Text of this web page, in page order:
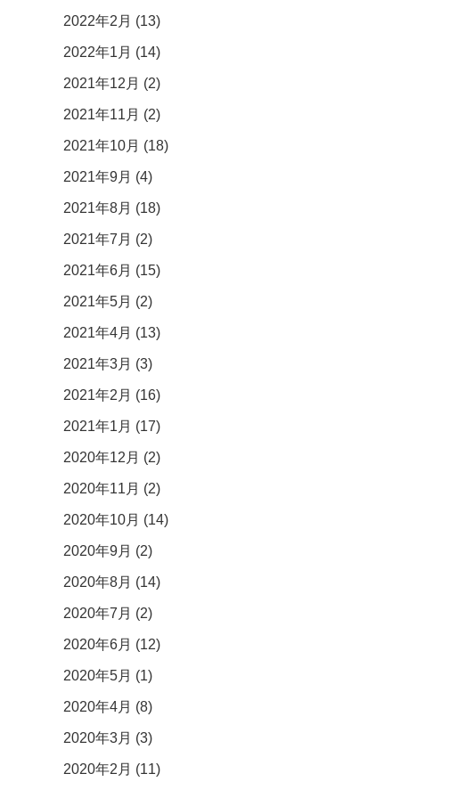
2022年2月 (13)
2022年1月 (14)
2021年12月 (2)
2021年11月 (2)
2021年10月 (18)
2021年9月 (4)
2021年8月 (18)
2021年7月 (2)
2021年6月 (15)
2021年5月 (2)
2021年4月 (13)
2021年3月 (3)
2021年2月 (16)
2021年1月 (17)
2020年12月 (2)
2020年11月 (2)
2020年10月 (14)
2020年9月 (2)
2020年8月 (14)
2020年7月 (2)
2020年6月 (12)
2020年5月 (1)
2020年4月 (8)
2020年3月 (3)
2020年2月 (11)